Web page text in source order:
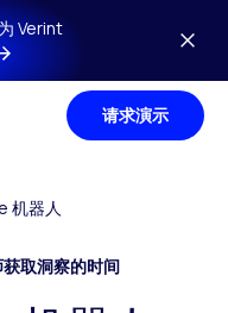
Verint
请求演示
机器人
取洞察的时间